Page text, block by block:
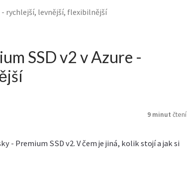
- rychlejší, levnější, flexibilnější
SSD v2 v Azure -
9 minut čtení
- Premium SSD v2. V čem je jiná, kolik stojí a jak si